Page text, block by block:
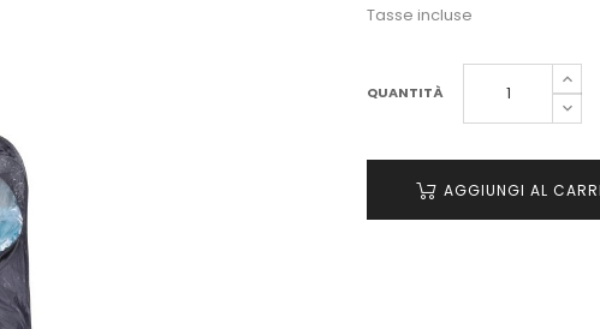
Tasse incluse
QUANTITÀ
AGGIUNGI AL